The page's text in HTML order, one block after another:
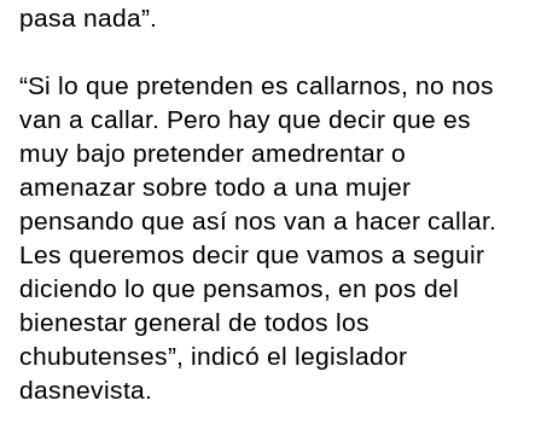
pasa nada”.
“Si lo que pretenden es callarnos, no nos
van a callar. Pero hay que decir que es
muy bajo pretender amedrentar o
amenazar sobre todo a una mujer
pensando que así nos van a hacer callar.
Les queremos decir que vamos a seguir
diciendo lo que pensamos, en pos del
bienestar general de todos los
chubutenses”, indicó el legislador
dasnevista.